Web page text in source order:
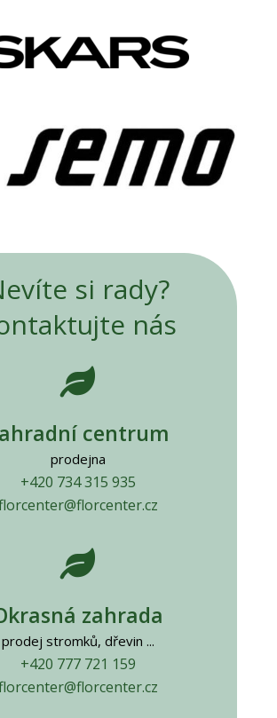
si rady?
nás

centrum
prodejna
+420 734 315 935

zahrada
prodej stromků, dřevin ...
+420 777 721 159